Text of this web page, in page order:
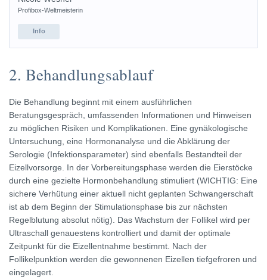
Profibox-Weltmeisterin
Info
2. Behandlungsablauf
Die Behandlung beginnt mit einem ausführlichen
Beratungsgespräch, umfassenden Informationen und Hinweisen
zu möglichen Risiken und Komplikationen. Eine gynäkologische
Untersuchung, eine Hormonanalyse und die Abklärung der
Serologie (Infektionsparameter) sind ebenfalls Bestandteil der
Eizellvorsorge. In der Vorbereitungsphase werden die Eierstöcke
durch eine gezielte Hormonbehandlung stimuliert (WICHTIG: Eine
sichere Verhütung einer aktuell nicht geplanten Schwangerschaft
ist ab dem Beginn der Stimulationsphase bis zur nächsten
Regelblutung absolut nötig). Das Wachstum der Follikel wird per
Ultraschall genauestens kontrolliert und damit der optimale
Zeitpunkt für die Eizellentnahme bestimmt. Nach der
Follikelpunktion werden die gewonnenen Eizellen tiefgefroren und
eingelagert.